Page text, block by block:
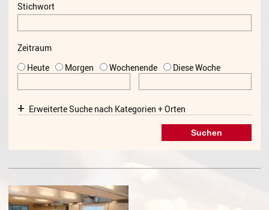
Dirigieren
Feldenkrais
Instrumentenkarussell
Recording
Musiktheater - Stage
Coaching
Stichwort
Zeitraum
Heute
Morgen Wochenende Diese Woche
Erweiterte Suche nach Kategorien + Orten